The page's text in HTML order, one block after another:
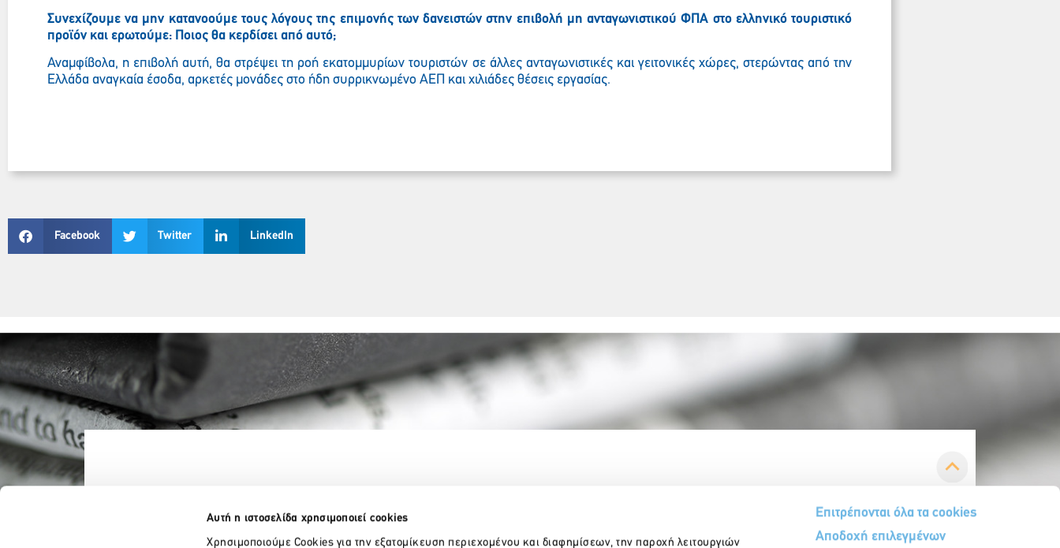
Αυτή η ιστοσελίδα χρησιμοποιεί cookies
Χρησιμοποιούμε Cookies για την εξατομίκευση περιεχομένου και διαφημίσεων, την παροχή λειτουργιών
Επιτρέπονται όλα τα cookies
Αποδοχή επιλεγμένων
Συνεχίζουμε να μην κατανοούμε τους λόγους της επιμονής των δανειστών στην επιβολή μη ανταγωνιστικού ΦΠΑ στο ελληνικό τουριστικό
προϊόν και ερωτούμε: Ποιος θα κερδίσει από αυτό;
Αναμφίβολα, η επιβολή αυτή, θα στρέψει τη ροή εκατομμυρίων τουριστών σε άλλες ανταγωνιστικές και γειτονικές χώρες, στερώντας από την
Ελλάδα αναγκαία έσοδα, αρκετές μονάδες στο ήδη συρρικνωμένο ΑΕΠ και χιλιάδες θέσεις εργασίας.
Facebook Twitter LinkedIn